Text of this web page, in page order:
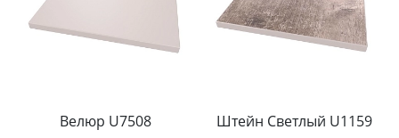
Велюр U7508 Штейн Светлый U1159